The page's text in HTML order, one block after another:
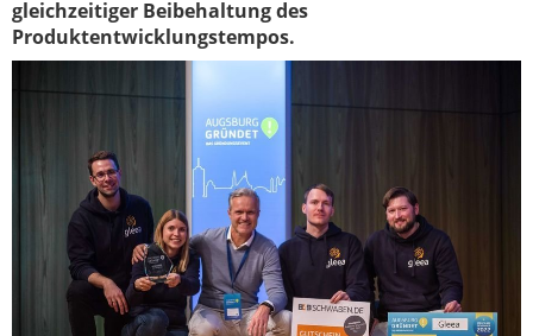
gleichzeitiger Beibehaltung des
Produktentwicklungstempos.